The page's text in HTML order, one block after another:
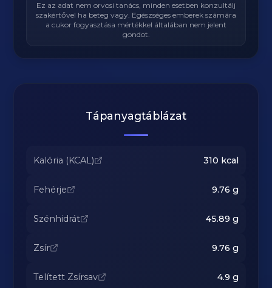
Ez az adat nem orvosi tanács, minden esetben konzultálj
szakértővel ha beteg vagy. Egészséges emberek számára
a cukor fogyasztása mértékkel általában nem jelent
gondot.
Tápanyagtáblázat
Kalória (KCAL) 310 kcal
Fehérje 9.76 g
Szénhidrát 45.89 g
Zsír 9.76 g
Telített Zsírsav 4.9 g